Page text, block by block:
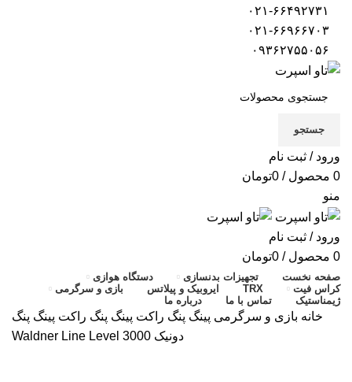
جستجو
ورود / ثبت نام
0 محصول / تومان0
منو
ورود / ثبت نام
0 محصول / تومان0
صفحه نخست تجهیزات بدنسازی
دستگاه هوازی
کراس فیت
TRX ایروبیک و پیلاتس
بازی و سرگرمی
ژیمناستیک
تماس با ما درباره ما
خانه بازی و سرگرمی پینگ پنگ راکت پینگ پنگ راکت پینگ پنگ
دونیک Waldner Line Level 3000